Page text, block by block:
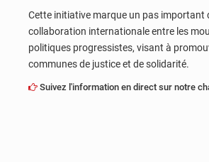
Cette initiative marque un pas important
collaboration internationale entre les
politiques progressistes, visant à
communes de justice et de solidarité.
Suivez l'information en direct sur notre